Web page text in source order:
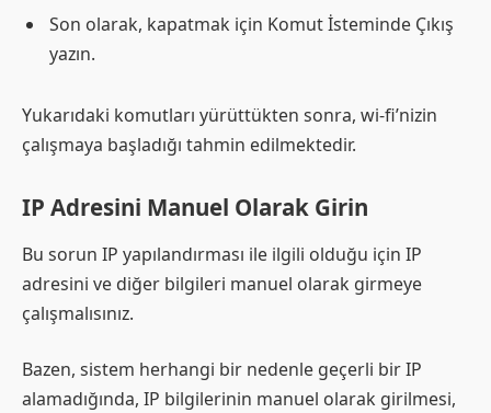
Son olarak, kapatmak için Komut İsteminde Çıkış
yazın.
Yukarıdaki komutları yürüttükten sonra, wi-fi’nizin
çalışmaya başladığı tahmin edilmektedir.
IP Adresini Manuel Olarak Girin
Bu sorun IP yapılandırması ile ilgili olduğu için IP
adresini ve diğer bilgileri manuel olarak girmeye
çalışmalısınız.
Bazen, sistem herhangi bir nedenle geçerli bir IP
alamadığında, IP bilgilerinin manuel olarak girilmesi,